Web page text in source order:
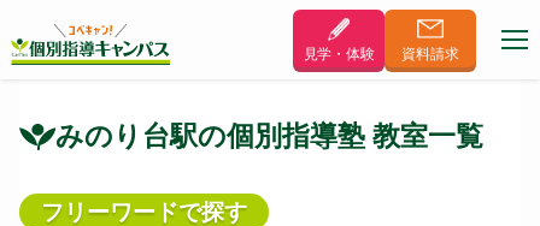
見学・体験 資料請求
みのり台駅の個別指導塾 教室一覧
フリーワードで探す